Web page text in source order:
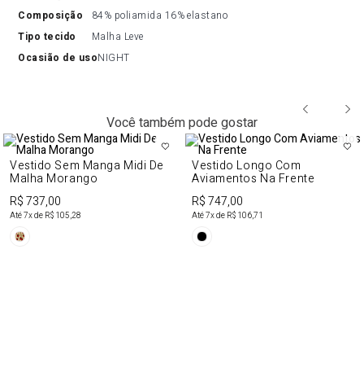
composição
84% poliamida 16% elastano
tipo tecido
Malha Leve
ocasião de usoNIGHT
Você também pode gostar
Vestido Sem Manga Midi De
Malha Morango
R$ 737,00
Até7x de R$ 105,28
Vestido Longo Com
Aviamentos Na Frente
R$ 747,00
Até7x de R$ 106,71